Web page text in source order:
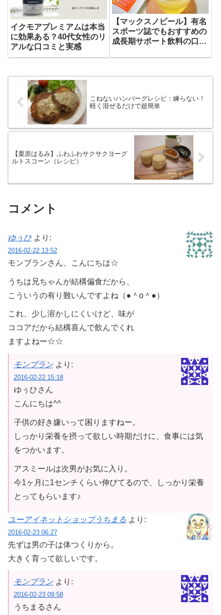
イクモアプレミアムは本当
に効果ある？40代女性のリ
アルな口コミと実感
【マックスノビール】有名
スポーツ誌でもおすすめの
成長期サポート飲料の口コ
こねないハンバーグレシピ：練らない！
軽く混ぜるだけで超簡単
【栗原はるみ】ふわふわサクサクヨーグ
ルトスコーン（レシピ）
コメント
ゆぅひ より:
2016-02-22 13:52
モンブランさん、こんにちは☆
うちは兄ちゃんが結構偏食だから、
こういうの有り難いんですよね（●＾o＾●）
これ、少し溶かしにくいけど、味が
ココアだから結構喜んで飲んでくれ
ますよねー☆☆
モンブラン より:
2016-02-22 15:18
ゆぅひさん
こんにちは^^
子供の好き嫌いって困りますねー。
しっかり栄養を摂って欲しい時期だけに、食事には気
をつかいます。
アスミールは次男がお気に入り。
今1ヶ月に1センチくらい伸びてるので、しっかり栄養
とってもらいます♪
ユーアイネットショップうちまる より:
2016-02-23 06:27
先ずは男の子は体つくりから。
大きく育って欲しいです。
モンブラン より:
2016-02-23 09:58
うちまるさん